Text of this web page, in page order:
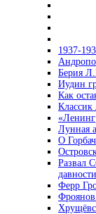
1937-
Берия
Иудин
Как
Лунная
О
Развал
давности
Ферр